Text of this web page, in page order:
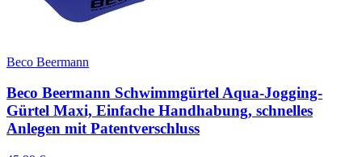
Beco Beermann
Beco Beermann Schwimmgürtel Aqua-Jogging-
Gürtel Maxi, Einfache Handhabung, schnelles
Anlegen mit Patentverschluss